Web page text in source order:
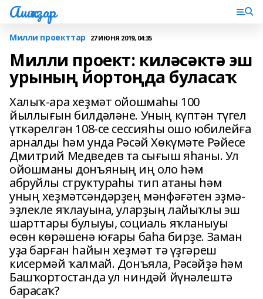
Ашҡаҙар
Милли проекттар 27 ИЮНЯ 2019, 04:35
Милли проект: киләсәктә эш
урының йортоңда буласаҡ
Халыҡ-ара хеҙмәт ойошмаһы 100
йыллығын билдәләне. Уның күптән түгел
үткәрелгән 108-се сессияһы ошо юбилейға
арналды һәм унда Рәсәй Хөкүмәте Рәйесе
Дмитрий Медведев та сығыш яһаны. Ул
ойошманы донъяның иң оло һәм
абруйлы структураһы тип атаны һәм
уның хеҙмәтсәндәрҙең мәнфәғәтен эҙмә-
эҙлекле яҡлауына, уларҙың лайыҡлы эш
шарттары булыуы, социаль яҡланыуы
өсөн көрәшенә юғары баһа бирҙе. Заман
уҙа барған һайын хеҙмәт тә үҙгәреш
кисермәй ҡалмай. Донъяла, Рәсәйҙә һәм
Башҡортостанда ул ниндәй йүнәлештә
барасаҡ?